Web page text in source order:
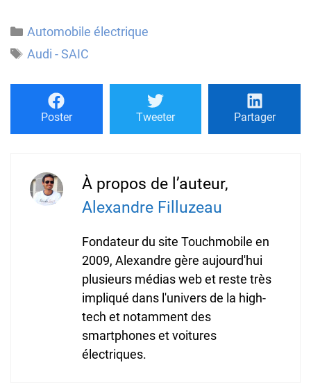
Catégories
Automobile électrique
Étiquettes
Audi - SAIC
Poster Tweeter Partager
À propos de l’auteur,
Alexandre Filluzeau
Fondateur du site Touchmobile en
2009, Alexandre gère aujourd'hui
plusieurs médias web et reste très
impliqué dans l'univers de la high-
tech et notamment des
smartphones et voitures
électriques.